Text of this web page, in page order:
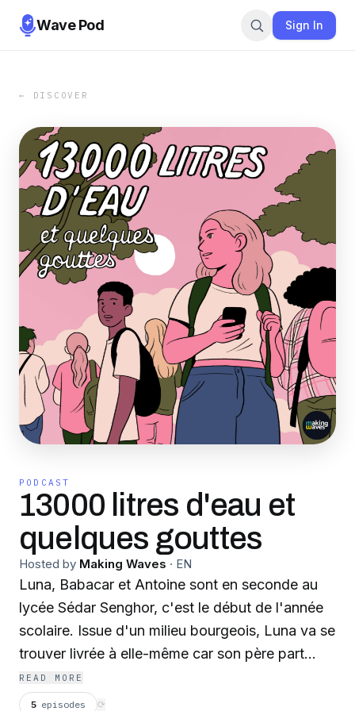
Wave Pod Sign In
← DISCOVER
PODCAST
13000 litres d'eau et
quelques gouttes
Hosted by Making Waves · EN
Luna, Babacar et Antoine sont en seconde au
lycée Sédar Senghor, c'est le début de l'année
scolaire. Issue d'un milieu bourgeois, Luna va se
trouver livrée à elle-même car son père part
travailler aux États-Unis. C'est une adolescente
rebelle qui redouble sa seconde. Babacar, un
READ MORE
5 episodes ⟳